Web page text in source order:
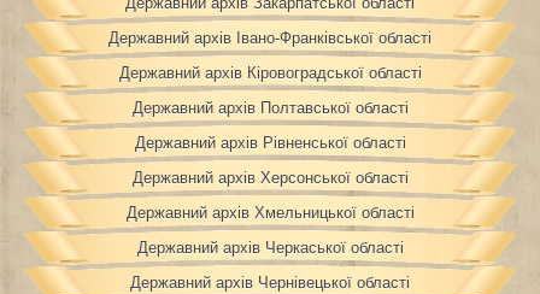
Державний архів Івано-Франківської області
Державний архів Кіровоградської області
Державний архів Полтавської області
Державний архів Рівненської області
Державний архів Херсонської області
Державний архів Хмельницької області
Державний архів Черкаської області
Державний архів Чернівецької області